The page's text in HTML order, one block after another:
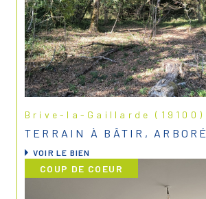
Brive-la-Gaillarde (19100)
TERRAIN À BÂTIR, ARBORÉ
VOIR LE BIEN
COUP DE COEUR